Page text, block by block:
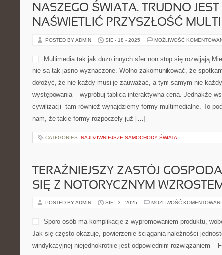
NASZEGO ŚWIATA. TRUDNO
NAŚWIETLIĆ PRZYSZŁOŚĆ
POSTED BY ADMIN SIE - 18 - 2025 MOŻLIWOŚĆ
Multimedia tak jak dużo innych sfer non stop się rozwijają
nie są tak jasno wyznaczone. Wolno zakomunikować, że
dołożyć, że nie każdy musi je zauważać, a tym samym nie
występowania – wypróbuj tablica interaktywna cena. Jednakże
cywilizacji- tam również wynajdziemy formy multimedialne. To
nam, że takie formy rozpoczęły już […]
CATEGORIES: NAJDZIWNIEJSZE SAMOCHODY ŚWIATA
TERAŹNIEJSZY ZASTÓJ
SIĘ Z NOTORYCZNYM
POSTED BY ADMIN SIE - 3 - 2025 MOŻLIWOŚĆ
Sporo osób ma komplikacje z wypromowaniem produktu,
Jak się często okazuje, powierzenie ściągania należności
windykacyjnej niejednokrotnie jest odpowiednim rozwiązaniem –